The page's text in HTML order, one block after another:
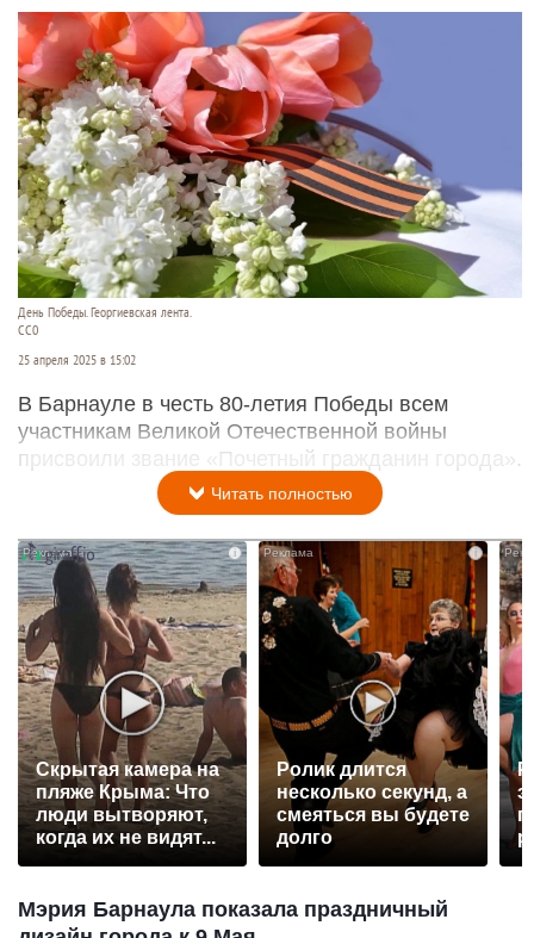
День Победы. Георгиевская лента.
CC0
25 апреля 2025 в 15:02
В Барнауле в честь 80-летия Победы всем
участникам Великой Отечественной войны
присвоили звание «Почетный гражданин города».
Читать полностью
i
Скрытая камера на
пляже Крыма: Что
люди вытворяют,
когда их не видят...
Ролик длится
несколько секунд, а
смеяться вы будете
долго
Мэрия Барнаула показала праздничный